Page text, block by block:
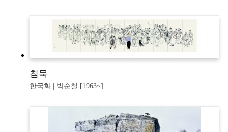
침묵
한국화 | 박순철 [1963~]